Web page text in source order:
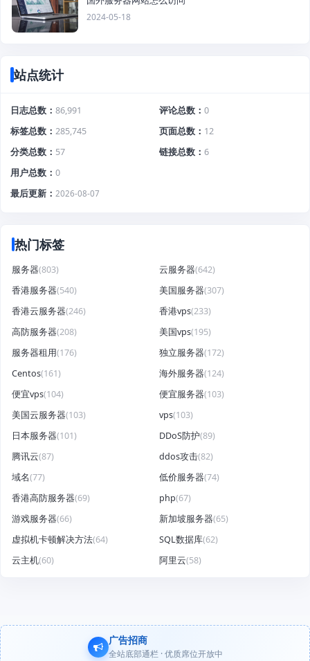
2024-05-18
站点统计
日志总数 86,991 评论总数
0
标签总数
285,745 页面总数
12
分类总数
57 链接总数
6
用户总数
0
最后更新
2026-08-07
热门标签
服务器(803) 云服务器(642)
香港服务器(540) 美国服务器(307)
香港云服务器(246) 香港vps(233)
高防服务器(208) 美国vps(195)
服务器租用(176) 独立服务器(172)
Centos(161) 海外服务器(124)
便宜vps(104) 便宜服务器(103)
美国云服务器(103) vps(103)
日本服务器(101) DDoS防护(89)
腾讯云(87) ddos攻击(82)
域名(77) 低价服务器(74)
香港高防服务器(69) php(67)
游戏服务器(66) 新加坡服务器(65)
虚拟机卡顿解决方法(64) SQL数据库(62)
云主机(60) 阿里云(58)
广告招商
全站底部通栏 · 优质席位开放中